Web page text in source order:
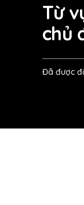
Từ
chủ
Đã được